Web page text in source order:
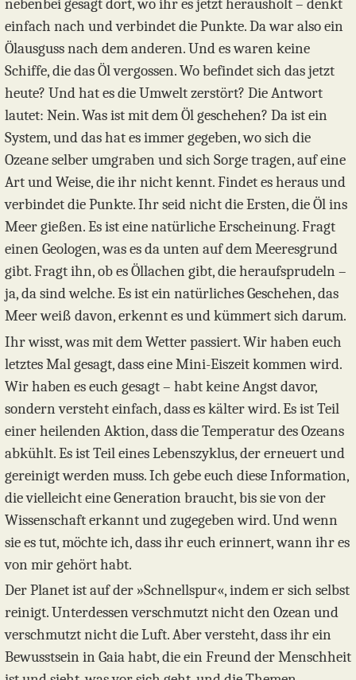
nebenbei gesagt dort, wo ihr es jetzt herausholt – denkt
einfach nach und verbindet die Punkte. Da war also ein
Ölausguss nach dem anderen. Und es waren keine
Schiffe, die das Öl vergossen. Wo befindet sich das jetzt
heute? Und hat es die Umwelt zerstört? Die Antwort
lautet: Nein. Was ist mit dem Öl geschehen? Da ist ein
System, und das hat es immer gegeben, wo sich die
Ozeane selber umgraben und sich Sorge tragen, auf eine
Art und Weise, die ihr nicht kennt. Findet es heraus und
verbindet die Punkte. Ihr seid nicht die Ersten, die Öl ins
Meer gießen. Es ist eine natürliche Erscheinung. Fragt
einen Geologen, was es da unten auf dem Meeresgrund
gibt. Fragt ihn, ob es Öllachen gibt, die heraufsprudeln –
ja, da sind welche. Es ist ein natürliches Geschehen, das
Meer weiß davon, erkennt es und kümmert sich darum.
Ihr wisst, was mit dem Wetter passiert. Wir haben euch
letztes Mal gesagt, dass eine Mini-Eiszeit kommen wird.
Wir haben es euch gesagt – habt keine Angst davor,
sondern versteht einfach, dass es kälter wird. Es ist Teil
einer heilenden Aktion, dass die Temperatur des Ozeans
abkühlt. Es ist Teil eines Lebenszyklus, der erneuert und
gereinigt werden muss. Ich gebe euch diese Information,
die vielleicht eine Generation braucht, bis sie von der
Wissenschaft erkannt und zugegeben wird. Und wenn
sie es tut, möchte ich, dass ihr euch erinnert, wann ihr es
von mir gehört habt.
Der Planet ist auf der »Schnellspur«, indem er sich selbst
reinigt. Unterdessen verschmutzt nicht den Ozean und
verschmutzt nicht die Luft. Aber versteht, dass ihr ein
Bewusstsein in Gaia habt, die ein Freund der Menschheit